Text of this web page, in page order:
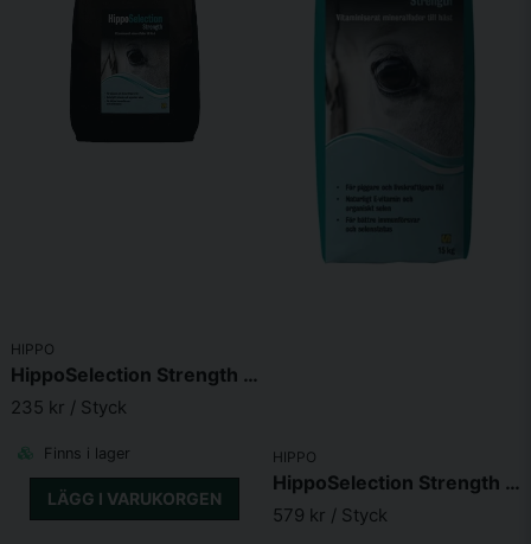
HIPPO
HippoSelection Strength Pellets 5kg
235 kr / Styck
Finns i lager
LÄGG I VARUKORGEN
HIPPO
HippoSelection Strength Pellets 15kg
579 kr / Styck